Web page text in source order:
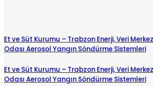
Et ve Süt Kurumu – Trabzon Enerji, Veri
Odası Aerosol Yangın Söndürme Sistemleri
Et ve Süt Kurumu – Trabzon Enerji, Veri
Odası Aerosol Yangın Söndürme Sistemleri